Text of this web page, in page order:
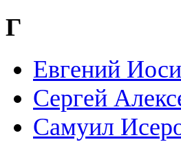
Г
Евгений
Сергей
Самуил